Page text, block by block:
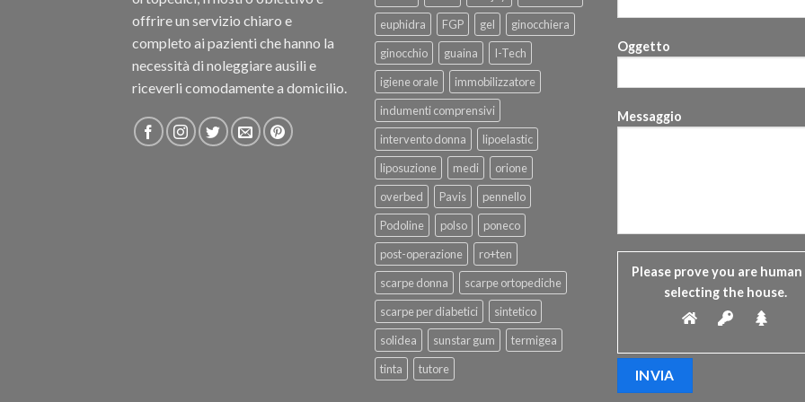
offrire un servizio chiaro e
completo ai pazienti che hanno la
necessità di noleggiare ausili e
riceverli comodamente a domicilio.
euphidra
FGP gel
ginocchiera
ginocchio
guaina
I-Tech
igiene orale
immobilizzatore
indumenti comprensivi
intervento donna
lipoelastic
liposuzione
medi
orione
overbed
Pavis
pennello
Podoline
polso
poneco
post-operazione
ro+ten
scarpe donna
scarpe ortopediche
scarpe per diabetici
sintetico
solidea
sunstar gum
termigea
tinta
tutore
Oggetto
Messaggio
Please prove you are human
selecting thehouse.